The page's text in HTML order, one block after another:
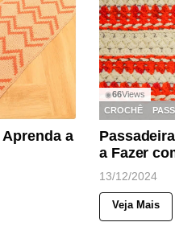
a
◉66Views
CROCHÊ
a Fazer
13/12/2024
Veja Mais